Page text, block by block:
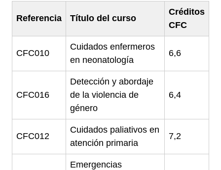
Referencia Título del curso
Créditos
CFC
CFC010
Cuidados enfermeros
en neonatología
6,6
CFC016
Detección y abordaje
de la violencia de
género
6,4
CFC012
Cuidados paliativos en
atención primaria
7,2
Emergencias